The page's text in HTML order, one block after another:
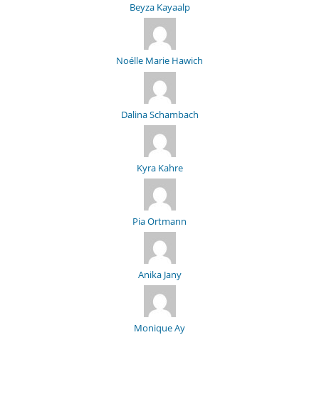
Beyza Kayaalp
Noélle Marie Hawich
Dalina Schambach
Kyra Kahre
Pia Ortmann
Anika Jany
Monique Ay